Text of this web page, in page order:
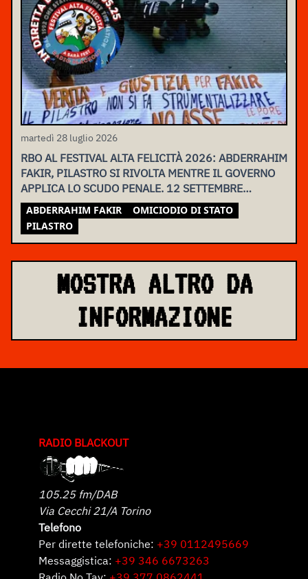
martedì 28 luglio 2026
RBO AL FESTIVAL ALTA FELICITÀ 2026: ABDERRAHIM
FAKIR, PILASTRO SI RIVOLTA MENTRE IL GOVERNO
APPLICA LO SCUDO PENALE. 12 SETTEMBRE
ASSEMBLEA NAZIONALE
ABDERRAHIM FAKIR
OMICIODIO DI STATO
PILASTRO
MOSTRA ALTRO DA
INFORMAZIONE
RADIO BLACKOUT
105.25 fm/DAB
Via Cecchi 21/A Torino
Telefono
Per dirette telefoniche: +39 0112495669
Messaggistica: +39 346 6673263